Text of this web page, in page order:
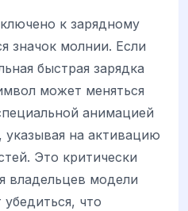
к зарядному
значок молнии. Если
быстрая зарядка
может меняться
анимацией
указывая на активацию
Это критически
владельцев модели
убедиться, что